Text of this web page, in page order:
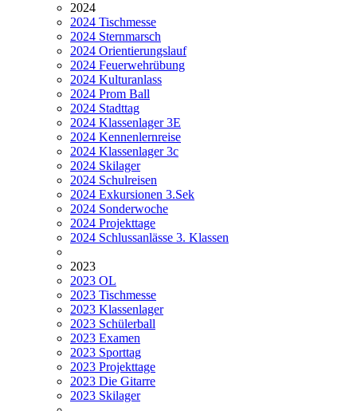
2024
2024 Tischmesse
2024 Sternmarsch
2024 Orientierungslauf
2024 Feuerwehrübung
2024 Kulturanlass
2024 Prom Ball
2024 Stadttag
2024 Klassenlager 3E
2024 Kennenlernreise
2024 Klassenlager 3c
2024 Skilager
2024 Schulreisen
2024 Exkursionen 3.Sek
2024 Sonderwoche
2024 Projekttage
2024 Schlussanlässe 3. Klassen
2023
2023 OL
2023 Tischmesse
2023 Klassenlager
2023 Schülerball
2023 Examen
2023 Sporttag
2023 Projekttage
2023 Die Gitarre
2023 Skilager